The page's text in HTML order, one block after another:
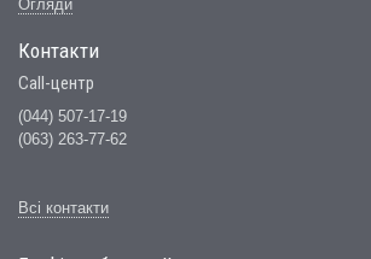
Огляди
Контакти
Call-центр
(044) 507-17-19
(063) 263-77-62
Всі контакти